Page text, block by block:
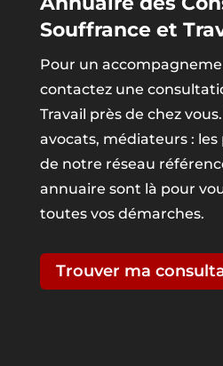
Souffrance et
Pour un
contactez une
Travail près de chez
avocats, médiateurs : les
de notre réseau
annuaire sont là pour
toutes vos démarches.
Trouver ma